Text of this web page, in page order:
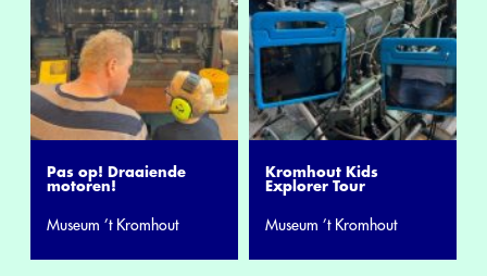
Pas op! Draaiende
motoren!
Museum ’t Kromhout
Kromhout Kids
Explorer Tour
Museum ’t Kromhout